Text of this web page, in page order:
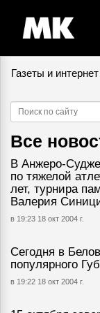
Газеты и интернет
Все
В Анжеро-
по тяжелой
лет, турнира
Валерия
в 19:23 18 окт 2004 г.
Сегодня в
популярного
в 19:22 18 окт 2004 г.